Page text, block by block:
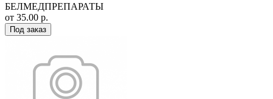
БЕЛМЕДПРЕПАРАТЫ
от 35.00 р.
Под заказ